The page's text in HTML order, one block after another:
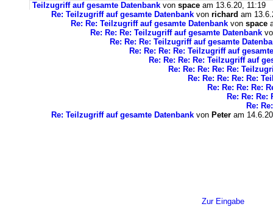
Teilzugriff auf gesamte Datenbank von space am 13.6.20, 11:19
Re: Teilzugriff auf gesamte Datenbank von richard am
Re: Re: Teilzugriff auf gesamte Datenbank von space
Re: Re: Re: Teilzugriff auf gesamte Datenbank
Re: Re: Re: Teilzugriff auf gesamte
Re: Re: Re: Re: Teilzugriff auf
Re: Re: Re: Re: Teilzugriff auf
Re: Re: Re: Re: Re:
Re: Re: Re: Re: Re:
Re: Re: Re: Re:
Re: Re: Re:
Re:
Re: Teilzugriff auf gesamte Datenbank von Peter am
Zur Eingabe